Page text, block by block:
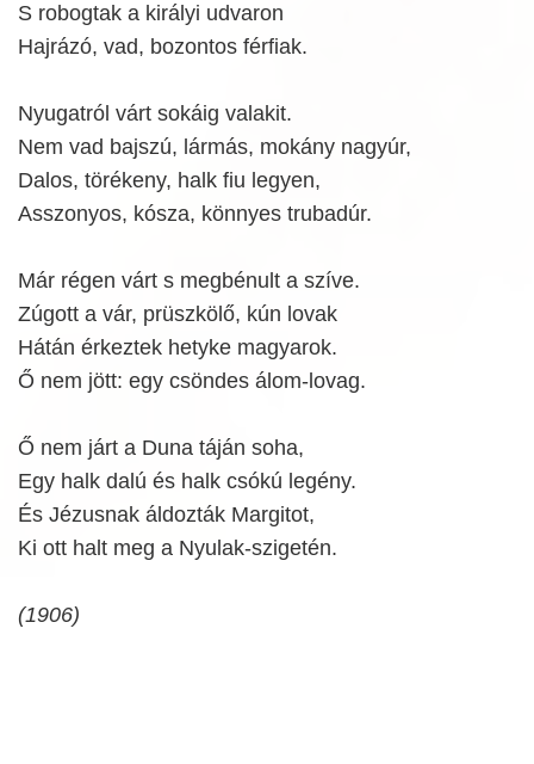
S robogtak a királyi udvaron
Hajrázó, vad, bozontos férfiak.
Nyugatról várt sokáig valakit.
Nem vad bajszú, lármás, mokány nagyúr,
Dalos, törékeny, halk fiu legyen,
Asszonyos, kósza, könnyes trubadúr.
Már régen várt s megbénult a szíve.
Zúgott a vár, prüszkölő, kún lovak
Hátán érkeztek hetyke magyarok.
Ő nem jött: egy csöndes álom-lovag.
Ő nem járt a Duna táján soha,
Egy halk dalú és halk csókú legény.
És Jézusnak áldozták Margitot,
Ki ott halt meg a Nyulak-szigetén.
(1906)